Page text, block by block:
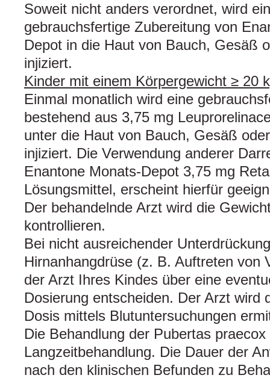
Soweit nicht anders verordnet, wird
gebrauchsfertige Zubereitung von
Depot in die Haut von Bauch, Gesäß
injiziert.
Kinder mit einem Körpergewicht ≥ 20
Einmal monatlich wird eine
bestehend aus 3,75 mg
unter die Haut von Bauch, Gesäß
injiziert. Die Verwendung anderer
Enantone Monats-Depot 3,75 mg
Lösungsmittel, erscheint hierfür
Der behandelnde Arzt wird die
kontrollieren.
Bei nicht ausreichender
Hirnanhangdrüse (z. B. Auftreten von
der Arzt Ihres Kindes über eine
Dosierung entscheiden. Der Arzt wird
Dosis mittels Blutuntersuchungen
Die Behandlung der Pubertas
Langzeitbehandlung. Die Dauer der
nach den klinischen Befunden zu